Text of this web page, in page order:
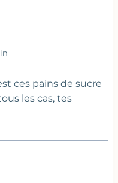
ces pains de sucre
les cas, tes